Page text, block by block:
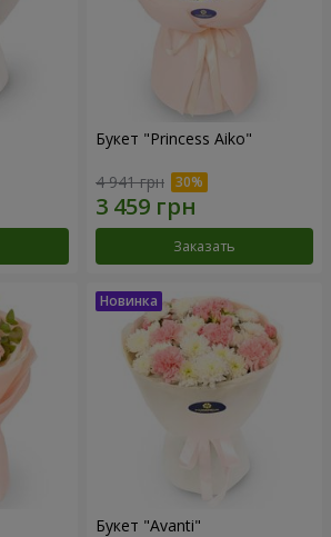
Букет "Princess Aiko"
4 941 грн
Заказать
Букет "Avanti"